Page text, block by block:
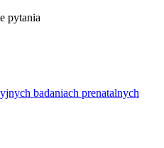
pytania
badaniach prenatalnych